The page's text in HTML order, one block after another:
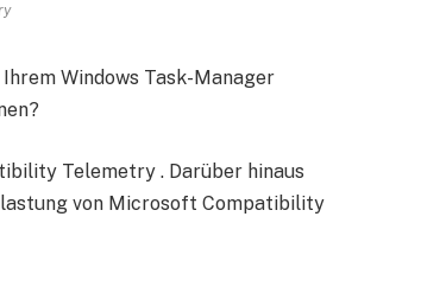
Windows Task-Manager
Telemetry . Darüber hinaus
von Microsoft Compatibility